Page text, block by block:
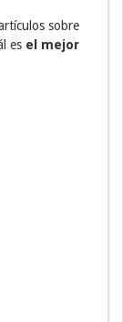
sobre
es el mejor